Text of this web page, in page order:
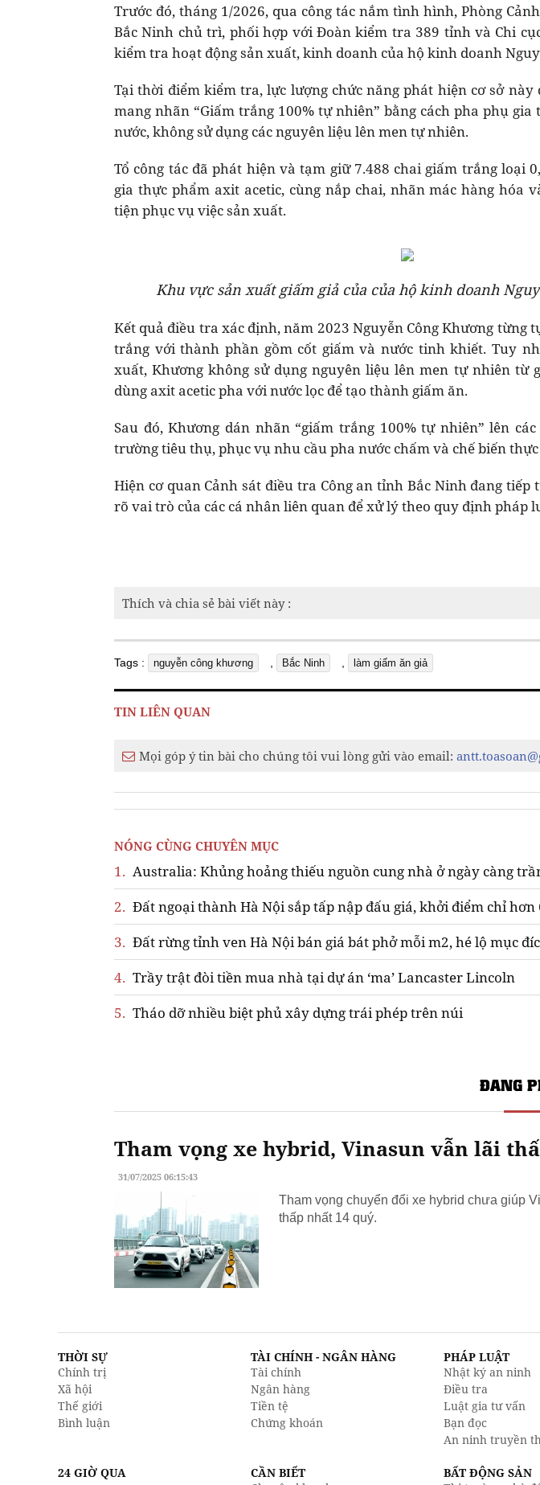
Trước đó, tháng 1/2026, qua công tác nắm tình hình, Phòng
Bắc Ninh chủ trì, phối hợp với Đoàn kiểm tra 389 tỉnh và Chi
kiểm tra hoạt động sản xuất, kinh doanh của hộ kinh doanh
Tại thời điểm kiểm tra, lực lượng chức năng phát hiện cơ sở này
mang nhãn “Giấm trắng 100% tự nhiên” bằng cách pha phụ
nước, không sử dụng các nguyên liệu lên men tự nhiên.
Tổ công tác đã phát hiện và tạm giữ 7.488 chai giấm trắng loại
gia thực phẩm axit acetic, cùng nắp chai, nhãn mác hàng hóa
tiện phục vụ việc sản xuất.
Khu vực sản xuất giấm giả của của hộ kinh doanh
Kết quả điều tra xác định, năm 2023 Nguyễn Công Khương từng
trắng với thành phần gồm cốt giấm và nước tinh khiết. Tuy
xuất, Khương không sử dụng nguyên liệu lên men tự nhiên từ
dùng axit acetic pha với nước lọc để tạo thành giấm ăn.
Sau đó, Khương dán nhãn “giấm trắng 100% tự nhiên” lên
trường tiêu thụ, phục vụ nhu cầu pha nước chấm và chế biến
Hiện cơ quan Cảnh sát điều tra Công an tỉnh Bắc Ninh đang
rõ vai trò của các cá nhân liên quan để xử lý theo quy định pháp
Thích và chia sẻ bài viết này :
Tags : nguyễn công khương Bắc Ninh làm giấm ăn giả
TIN LIÊN QUAN
Mọi góp ý tin bài cho chúng tôi vui lòng gửi vào email:
NÓNG CÙNG CHUYÊN MỤC
1. Australia: Khủng hoảng thiếu nguồn cung nhà ở ngày càng
2. Đất ngoại thành Hà Nội sắp tấp nập đấu giá, khởi điểm chỉ
3. Đất rừng tỉnh ven Hà Nội bán giá bát phở mỗi m2, hé lộ mục
4. Trầy trật đòi tiền mua nhà tại dự án ‘ma’ Lancaster Lincoln
5. Tháo dỡ nhiều biệt phủ xây dựng trái phép trên núi
ĐANG
Tham vọng xe hybrid, Vinasun vẫn lãi
31/07/2025 06:15:43
Tham vọng chuyển đổi xe hybrid chưa giúp
thấp nhất 14 quý.
THỜI SỰ
Chính trị
Xã hội
Thế giới
Bình luận
TÀI CHÍNH - NGÂN HÀNG
Tài chính
Ngân hàng
Tiền tệ
Chứng khoán
PHÁP LUẬT
Nhật ký an ninh
Điều tra
Luật gia tư vấn
Bạn đọc
An ninh truyền
24 GIỜ QUA
CẦN BIẾT
BẤT ĐỘNG SẢN